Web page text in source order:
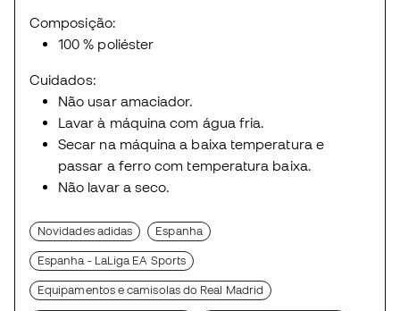
Composição:
100 % poliéster
Cuidados:
Não usar amaciador.
Lavar à máquina com água fria.
Secar na máquina a baixa temperatura e
passar a ferro com temperatura baixa.
Não lavar a seco.
Novidades adidas Espanha
Espanha - LaLiga EA Sports
Equipamentos e camisolas do Real Madrid